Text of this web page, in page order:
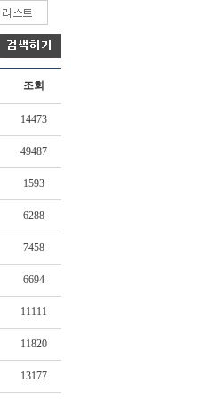
조회
14473
49487
1593
6288
7458
6694
11111
11820
13177